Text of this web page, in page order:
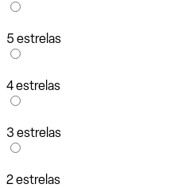
5 estrelas
4 estrelas
3 estrelas
2 estrelas